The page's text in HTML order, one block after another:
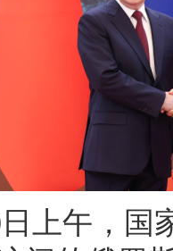
日上午，